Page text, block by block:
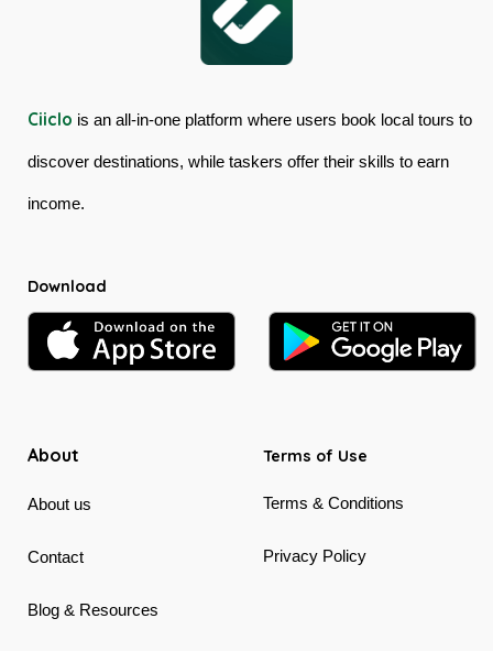
Ciiclo is an all-in-one platform where users book local tours to
discover destinations, while taskers offer their skills to earn
income.
Download
About
About us
Contact
Blog & Resources
Terms of Use
Terms & Conditions
Privacy Policy